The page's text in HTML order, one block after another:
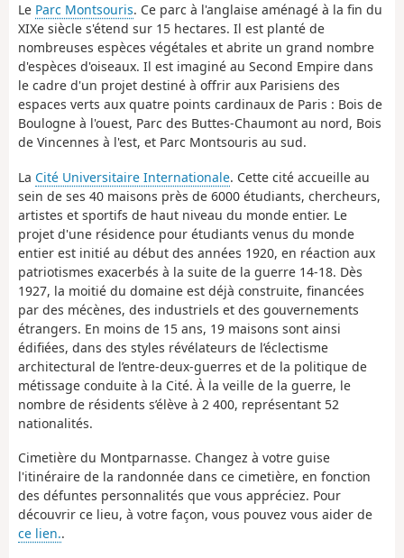
Le Parc Montsouris. Ce parc à l'anglaise aménagé à la fin du
XIXe siècle s'étend sur 15 hectares. Il est planté de
nombreuses espèces végétales et abrite un grand nombre
d'espèces d'oiseaux. Il est imaginé au Second Empire dans
le cadre d'un projet destiné à offrir aux Parisiens des
espaces verts aux quatre points cardinaux de Paris : Bois de
Boulogne à l'ouest, Parc des Buttes-Chaumont au nord, Bois
de Vincennes à l'est, et Parc Montsouris au sud.
La Cité Universitaire Internationale. Cette cité accueille au
sein de ses 40 maisons près de 6000 étudiants, chercheurs,
artistes et sportifs de haut niveau du monde entier. Le
projet d'une résidence pour étudiants venus du monde
entier est initié au début des années 1920, en réaction aux
patriotismes exacerbés à la suite de la guerre 14-18. Dès
1927, la moitié du domaine est déjà construite, financées
par des mécènes, des industriels et des gouvernements
étrangers. En moins de 15 ans, 19 maisons sont ainsi
édifiées, dans des styles révélateurs de l’éclectisme
architectural de l’entre-deux-guerres et de la politique de
métissage conduite à la Cité. À la veille de la guerre, le
nombre de résidents s’élève à 2 400, représentant 52
nationalités.
Cimetière du Montparnasse. Changez à votre guise
l'itinéraire de la randonnée dans ce cimetière, en fonction
des défuntes personnalités que vous appréciez. Pour
découvrir ce lieu, à votre façon, vous pouvez vous aider de
ce lien..